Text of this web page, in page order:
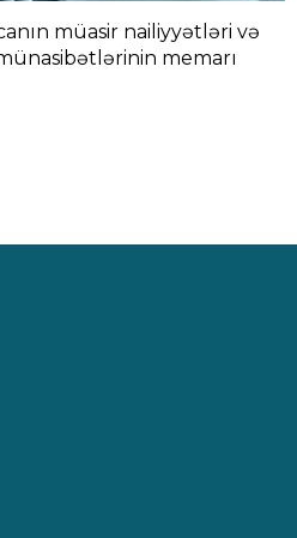
müasir nailiyyətləri və
memarı